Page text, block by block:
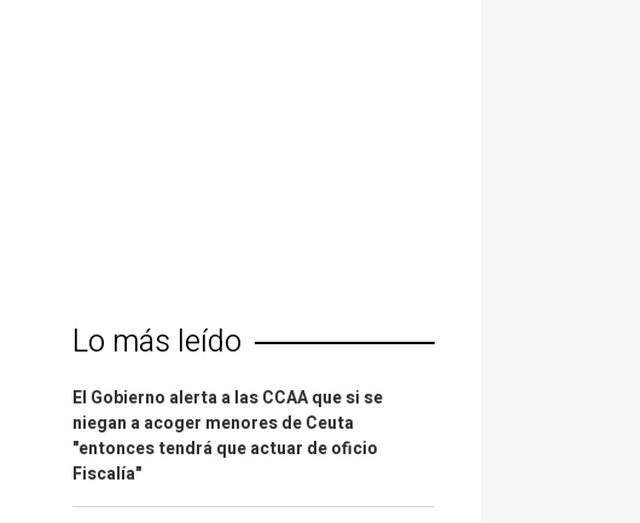
Lo más leído
El Gobierno alerta a las CCAA que si se
niegan a acoger menores de Ceuta
"entonces tendrá que actuar de oficio
Fiscalía"